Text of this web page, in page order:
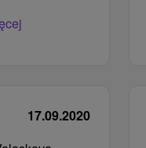
17.09.2020